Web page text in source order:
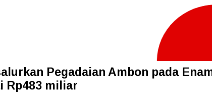
Pegadaian Ambon pada
Rp483 miliar